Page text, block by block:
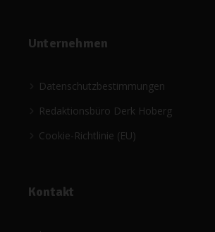
Unternehmen
Datenschutzbestimmungen
Redaktionsbüro Derk Hoberg
Cookie-Richtlinie (EU)
Kontakt